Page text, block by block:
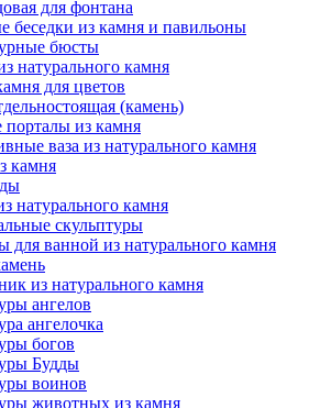
для фонтана
беседки из камня и павильоны
бюсты
натурального камня
для цветов
(камень)
порталы из камня
ваза из натурального камня
камня
натурального камня
скульптуры
для ванной из натурального камня
из натурального камня
ангелов
ангелочка
богов
Будды
воинов
животных из камня